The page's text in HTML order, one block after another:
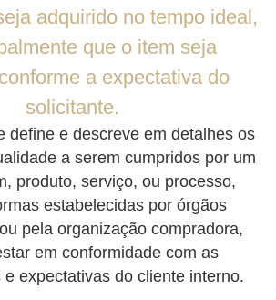
adquirido no tempo ideal,
que o item seja
a expectativa do
solicitante.
define e descreve em detalhes os
a serem cumpridos por um
produto, serviço, ou processo,
estabelecidas por órgãos
pela organização compradora,
em conformidade com as
e expectativas do cliente interno.